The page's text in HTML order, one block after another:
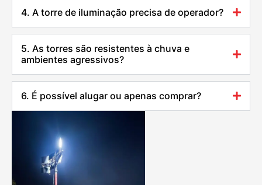
4. A torre de iluminação precisa de operador?
5. As torres são resistentes à chuva e
ambientes agressivos?
6. É possível alugar ou apenas comprar?